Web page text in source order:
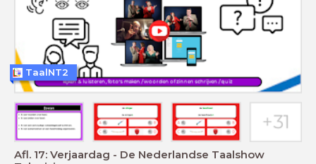
Afl. 17: Verjaardag - De Nederlandse Taalshow
TaalNT2